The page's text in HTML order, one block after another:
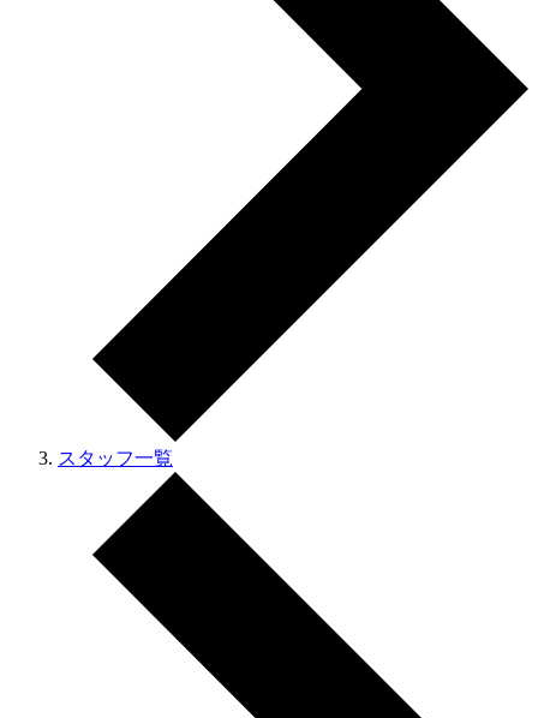
スタッフ一覧